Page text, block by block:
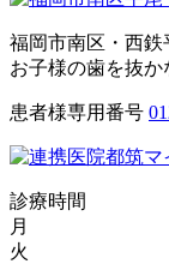
福岡市南区・西
お子様の歯を抜か
患者様専用番号
診療時間
月
火